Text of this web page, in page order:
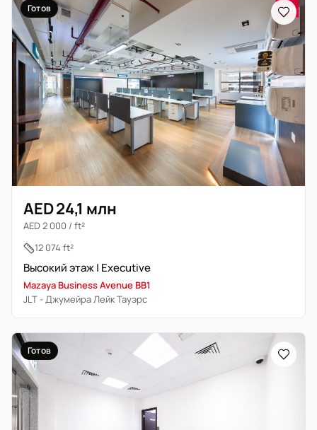
Готов
AED 24,1 млн
AED 2 000 / ft²
12 074 ft²
Высокий этаж | Executive
Mazaya Business Avenue BB1
JLT - Джумейра Лейк Тауэрс
Готов